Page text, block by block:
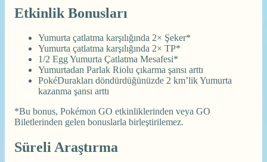
Etkinlik Bonusları
Yumurta çatlatma karşılığında 2× Şeker*
Yumurta çatlatma karşılığında 2× TP*
1/2 Egg Yumurta Çatlatma Mesafesi*
Yumurtadan Parlak Riolu çıkarma şansı arttı
PokéDurakları döndürdüğünüzde 2 km’lik Yumurta
kazanma şansı arttı
*Bu bonus, Pokémon GO etkinliklerinden veya GO
Biletlerinden gelen bonuslarla birleştirilemez.
Süreli Araştırma